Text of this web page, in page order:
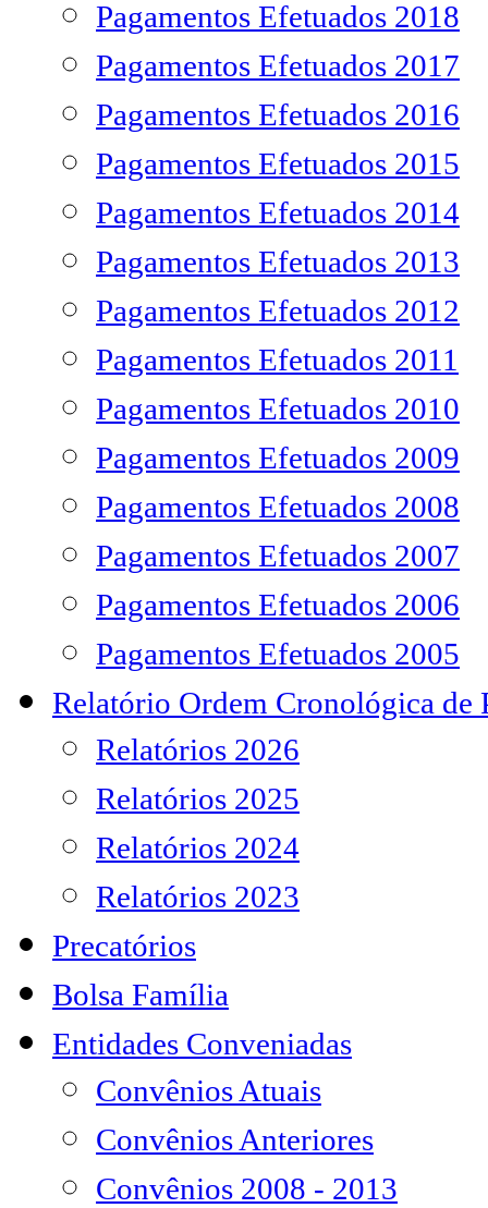
Pagamentos Efetuados 2018
Pagamentos Efetuados 2017
Pagamentos Efetuados 2016
Pagamentos Efetuados 2015
Pagamentos Efetuados 2014
Pagamentos Efetuados 2013
Pagamentos Efetuados 2012
Pagamentos Efetuados 2011
Pagamentos Efetuados 2010
Pagamentos Efetuados 2009
Pagamentos Efetuados 2008
Pagamentos Efetuados 2007
Pagamentos Efetuados 2006
Pagamentos Efetuados 2005
Relatório Ordem Cronológica de
Relatórios 2026
Relatórios 2025
Relatórios 2024
Relatórios 2023
Precatórios
Bolsa Família
Entidades Conveniadas
Convênios Atuais
Convênios Anteriores
Convênios 2008 - 2013